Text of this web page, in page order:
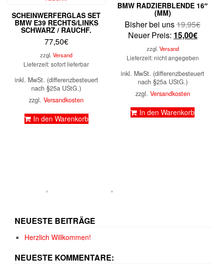
SCHEINWERFERGLAS SET
BMW E39 RECHTS/LINKS
SCHWARZ / RAUCHF.
77,50€
zzgl.Versand
Lieferzeit: sofort lieferbar
inkl. MwSt. (differenzbesteuert
nach §25a UStG.)
zzgl.Versandkosten
In den Warenkorb
BMW RADZIERBLENDE 16″
(MM)
Bisher bei uns19,95€
Neuer Preis: 15,00€
ist:
zzgl. Versand
Lieferzeit: nicht angegeben
inkl. MwSt. (differenzbesteuert
nach §25a UStG.)
zzgl. Versandkosten
In den Warenkorb
NEUESTE BEITRÄGE
Herzlich Willkommen!
NEUESTE KOMMENTARE: